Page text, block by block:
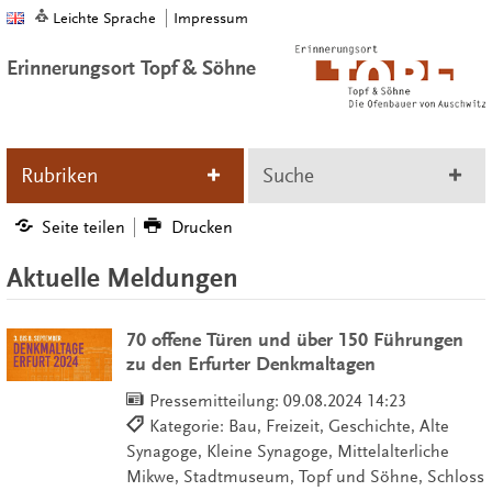
Leichte Sprache Impressum
Erinnerungsort Topf & Söhne
Rubriken Suche
Seite teilen Drucken
Aktuelle Meldungen
70 offene Türen und über 150 Führungen
zu den Erfurter Denkmaltagen
Pressemitteilung: 09.08.2024 14:23
Kategorie: Bau, Freizeit, Geschichte, Alte
Synagoge, Kleine Synagoge, Mittelalterliche
Mikwe, Stadtmuseum, Topf und Söhne, Schloss